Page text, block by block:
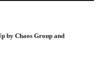
by Chaos Group and